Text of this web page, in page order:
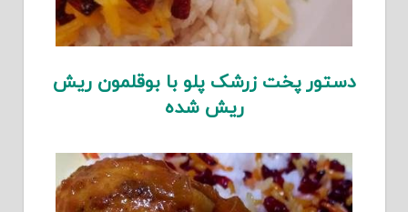
دستور پخت زرشک پلو با بوقلمون ریش
ریش شده